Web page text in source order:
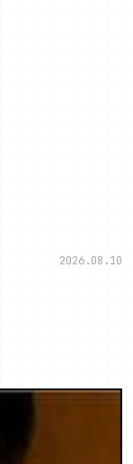
2026.08.10